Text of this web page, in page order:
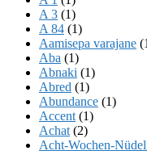
A 3 (1)
A 84 (1)
Aamisepa varajane
Aba (1)
Abnaki (1)
Abred (1)
Abundance (1)
Accent (1)
Achat (2)
Acht-Wochen-